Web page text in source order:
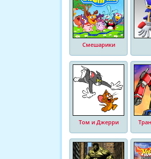
Смешарики
Том и Джерри